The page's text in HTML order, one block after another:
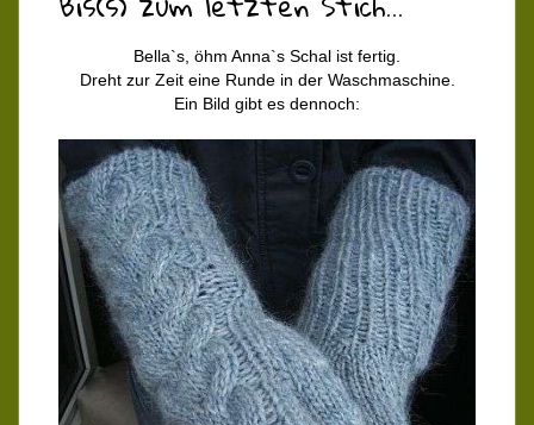
Bella`s, öhm Anna`s Schal ist fertig.
Dreht zur Zeit eine Runde in der Waschmaschine.
Ein Bild gibt es dennoch: